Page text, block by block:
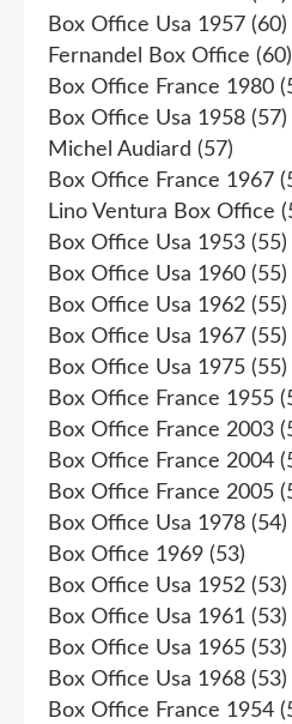
Box Office Usa 1957 (60)
Fernandel Box Office (60)
Box Office France 1980
Box Office Usa 1958 (57)
Michel Audiard (57)
Box Office France 1967
Lino Ventura Box Office
Box Office Usa 1953 (55)
Box Office Usa 1960 (55)
Box Office Usa 1962 (55)
Box Office Usa 1967 (55)
Box Office Usa 1975 (55)
Box Office France 1955
Box Office France 2003
Box Office France 2004
Box Office France 2005
Box Office Usa 1978 (54)
Box Office 1969 (53)
Box Office Usa 1952 (53)
Box Office Usa 1961 (53)
Box Office Usa 1965 (53)
Box Office Usa 1968 (53)
Box Office France 1954